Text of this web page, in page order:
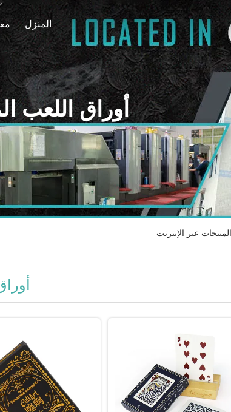
المنزل
أوراق اللعب
عبر الإنترنت